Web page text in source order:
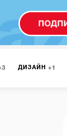
3 ДИЗАЙН 1